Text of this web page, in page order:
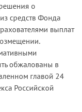
о
средств Фонда
выплат
обжалованы в
главой 24
Российской